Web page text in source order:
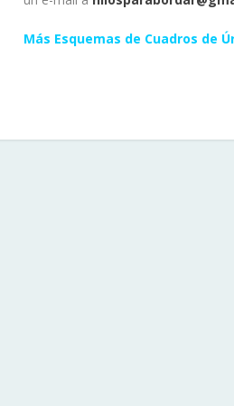
Más Esquemas de Cuadros de